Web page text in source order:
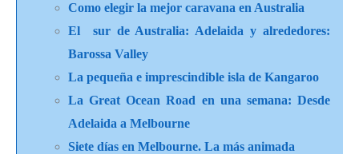
Como elegir la mejor caravana en Australia
El sur de Australia: Adelaida y alrededores:
Barossa Valley
La pequeña e imprescindible isla de Kangaroo
La Great Ocean Road en una semana: Desde
Adelaida a Melbourne
Siete días en Melbourne. La más animada